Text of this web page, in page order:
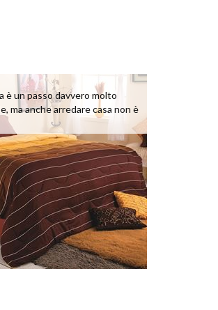
è un passo davvero molto
ma anche arredare casa non è